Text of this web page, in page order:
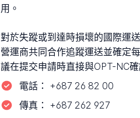
用。
對於失蹤或到達時損壞的國際運
營運商共同合作追蹤運送並確定
議在提交申請時直接與OPT-NC確
電話：
+687 26 82 00
傳真：
+687 262 927